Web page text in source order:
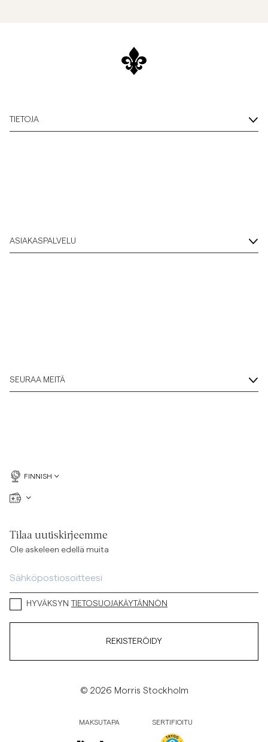
TIETOJA
ASIAKASPALVELU
SEURAA MEITÄ
FINNISH
Tilaa uutiskirjeemme
Ole askeleen edellä muita
HYVÄKSYN TIETOSUOJAKÄYTÄNNÖN
REKISTERÖIDY
© 2026 Morris Stockholm
MAKSUTAPA SERTIFIOITU